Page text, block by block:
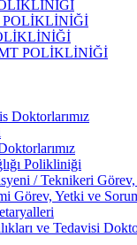
POLİKLİNİĞİ
POLİKLİNİĞİ
Doktorlarımız
Polikliniği
/ Teknikeri
Görev, Yetki ve
ve Tedavisi